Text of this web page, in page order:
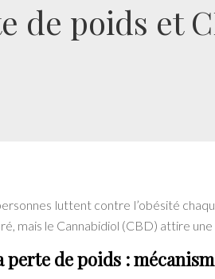
de poids et
luttent contre l’obésité
mais le Cannabidiol (CBD) attire
perte de poids :